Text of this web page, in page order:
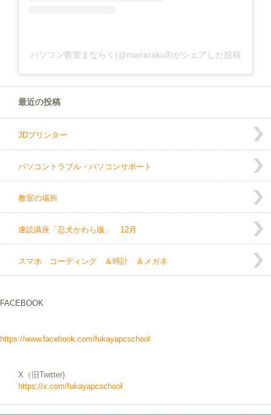
パソコン教室まならく(@manaraku3)がシェアした投稿
最近の投稿
3Dプリンター
パソコントラブル・パソコンサポート
教室の場所
速読講座「忍犬かわら版」 12月
スマホ コーディング ＆時計 ＆メガネ
FACEBOOK
https://www.facebook.com/fukayapcschool
X（旧Twitter)
https://x.com/fukayapcschool